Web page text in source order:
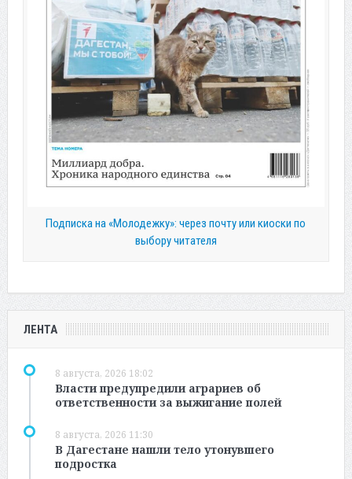
Подписка на «Молодежку»: через почту или киоски по
выбору читателя
ЛЕНТА
8 августа, 2026 18:02
Власти предупредили аграриев об
ответственности за выжигание полей
8 августа, 2026 11:30
В Дагестане нашли тело утонувшего
подростка